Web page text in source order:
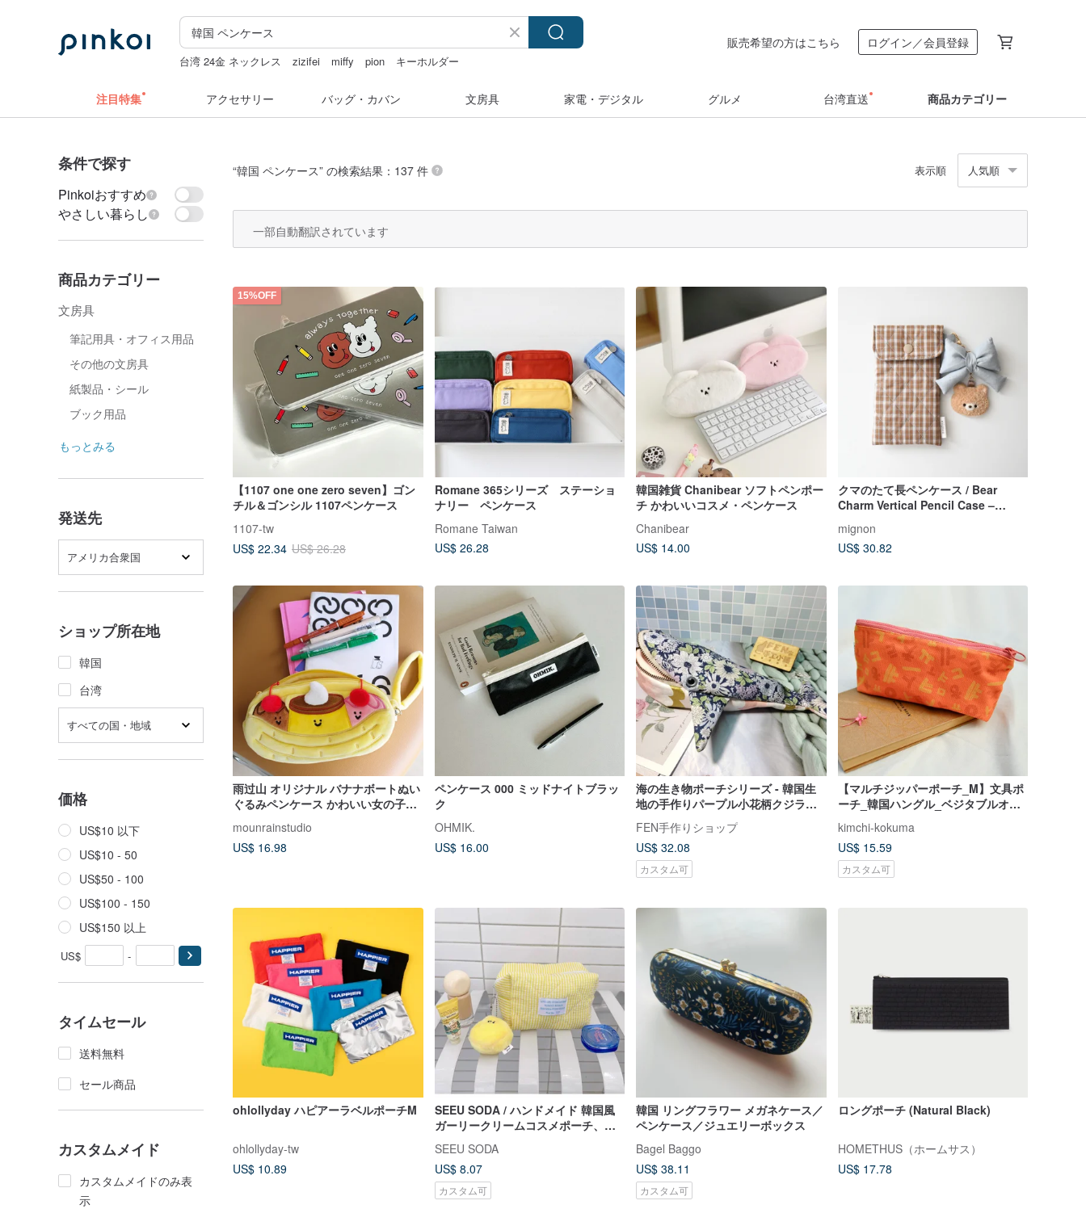
台湾 24金 ネックレス zizifei miffy pion
キーホルダー
販売希望の方はこちら ログイン／会員登録
注目特集 アクセサリー バッグ・カバン 文房具 家電・デジタル グルメ 台湾直送 商品カテゴリー
条件で探す
Pinkoiおすすめ
やさしい暮らし
商品カテゴリー
文房具
筆記用具・オフィス用品
その他の文房具
紙製品・シール
ブック用品
もっとみる
発送先
アメリカ合衆国
ショップ所在地
韓国
台湾
すべての国・地域
価格
US$10 以下
US$10 - 50
US$50 - 100
US$100 - 150
US$150 以上
US$ -
タイムセール
送料無料
セール商品
カスタムメイド
カスタムメイドのみ表
示
“韓国 ペンケース” の検索結果：137 件 表示順 人気順
一部自動翻訳されています
15%OFF
【1107 one one zero seven】ゴン
チル＆ゴンシル 1107ペンケース
1107-tw
US$ 22.34 US$ 26.28
Romane 365シリーズ ステーショ
ナリー ペンケース
Romane Taiwan
US$ 26.28
韓国雑貨 Chanibear ソフトペンポー
チ かわいいコスメ・ペンケース
Chanibear
US$ 14.00
クマのたて長ペンケース / Bear
Charm Vertical Pencil Case –
mignon
US$ 30.82
雨过山 オリジナル バナナボートぬい
ぐるみペンケース かわいい女の子の
筆収納バッグ
mounrainstudio
US$ 16.98
ペンケース 000 ミッドナイトブラッ
ク
OHMIK.
US$ 16.00
海の生き物ポーチシリーズ - 韓国生
地の手作りパープル小花柄クジラペ
ンケース - クジラ筆箱 鉛筆ポーチ
FEN手作りショップ
US$ 32.08
カスタム可
【マルチジッパーポーチ_M】文具ポ
ーチ_韓国ハングル_ベジタブルオレ
kimchi-kokuma
US$ 15.59
カスタム可
ohlollyday ハピアーラベルポーチM
ohlollyday-tw
US$ 10.89
SEEU SODA / ハンドメイド 韓国風
ガーリークリームコスメポーチ、韓
国ウォッシュ収納バッグ、ポータブ
ルペンケース
SEEU SODA
US$ 8.07
カスタム可
韓国 リングフラワー メガネケース／
ペンケース／ジュエリーボックス
Bagel Baggo
US$ 38.11
カスタム可
ロングポーチ (Natural Black)
HOMETHUS（ホームサス）
US$ 17.78